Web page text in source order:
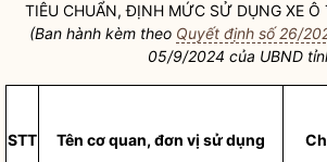
TIÊU CHUẨN, ĐỊNH MỨC SỬ DỤNG XE Ô
(Ban hành kèm theo Quyết định số 26/
05/9/2024 của UBND
STT Tên cơ quan, đơn vị sử dụng